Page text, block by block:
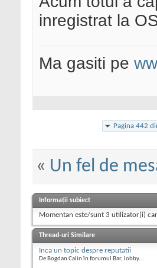
inregistrat la
Ma gasiti pe
Pagina 442
« Un fel de
Informații subiect
Momentan este/sunt 3 utilizator(i)
Thread-uri Similare
Inca un topic despre reputatii
De Bogdan Calin în forumul Bar, lobby...